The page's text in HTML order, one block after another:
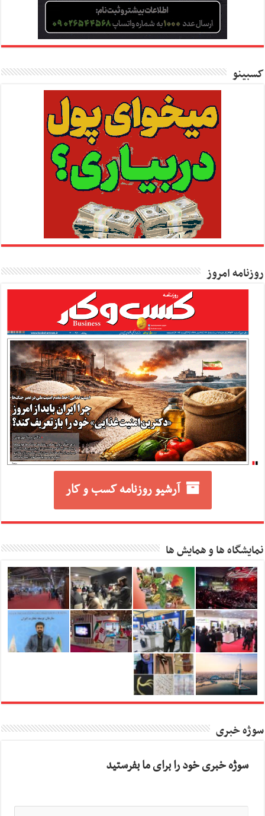
کسبینو
روزنامه امروز
آرشیو روزنامه کسب و کار
نمایشگاه ها و همایش ها
سوژه خبری
سوژه خبری خود را برای ما بفرستید